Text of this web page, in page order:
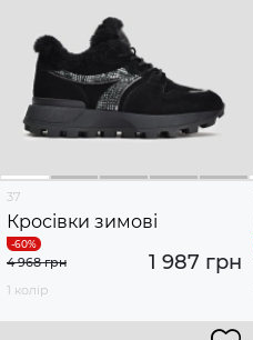
37
Кросівки зимові
1 987 грн
4 968 грн
1 колір